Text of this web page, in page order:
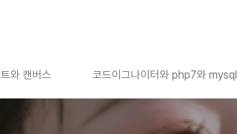
와 캔버스 코드이그나이터와 php7와 mysql